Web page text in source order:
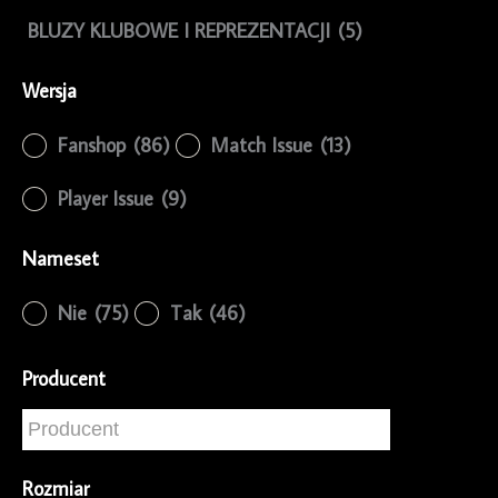
BLUZY KLUBOWE I REPREZENTACJI (5)
Wersja
Fanshop (86) Match Issue (13)
Player Issue (9)
Nameset
Nie (75) Tak (46)
Producent
Rozmiar